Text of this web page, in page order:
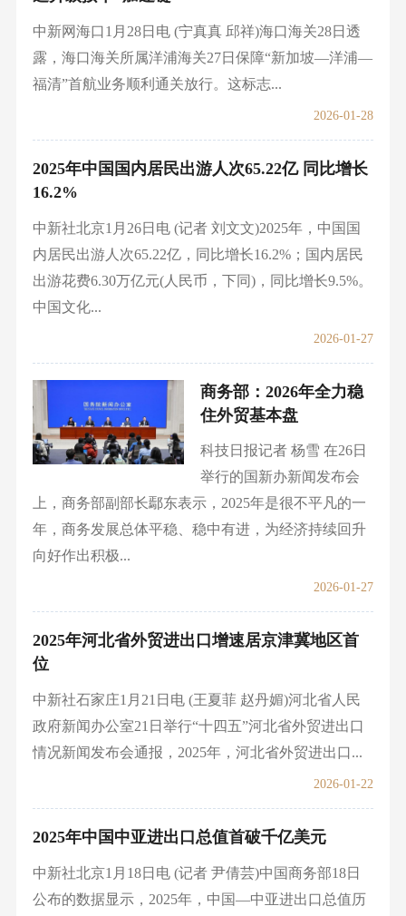
中新网海口1月28日电 (宁真真 邱祥)海口海关28日透
露，海口海关所属洋浦海关27日保障“新加坡—洋浦—
福清”首航业务顺利通关放行。这标志...
2026-01-28
2025年中国国内居民出游人次65.22亿 同比增长
16.2%
中新社北京1月26日电 (记者 刘文文)2025年，中国国
内居民出游人次65.22亿，同比增长16.2%；国内居民
出游花费6.30万亿元(人民币，下同)，同比增长9.5%。
中国文化...
2026-01-27
商务部：2026年全力稳
住外贸基本盘
科技日报记者 杨雪 在26日
举行的国新办新闻发布会
上，商务部副部长鄢东表示，2025年是很不平凡的一
年，商务发展总体平稳、稳中有进，为经济持续回升
向好作出积极...
2026-01-27
2025年河北省外贸进出口增速居京津冀地区首
位
中新社石家庄1月21日电 (王夏菲 赵丹媚)河北省人民
政府新闻办公室21日举行“十四五”河北省外贸进出口
情况新闻发布会通报，2025年，河北省外贸进出口...
2026-01-22
2025年中国中亚进出口总值首破千亿美元
中新社北京1月18日电 (记者 尹倩芸)中国商务部18日
公布的数据显示，2025年，中国—中亚进出口总值历